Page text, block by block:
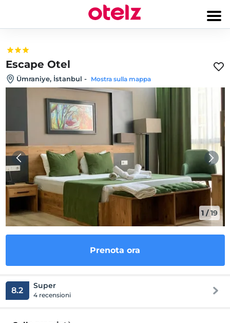
Escape Otel
Ümraniye, İstanbul - Mostra sulla mappa
1 /19
Prenota ora
8.2 Super
4 recensioni